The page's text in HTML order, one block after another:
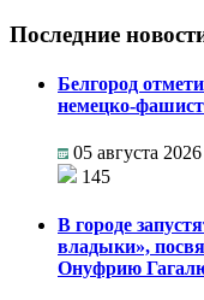
Последние
Белгород
немецко-
05 августа 2026
145
В городе
владыки»,
Онуфрию